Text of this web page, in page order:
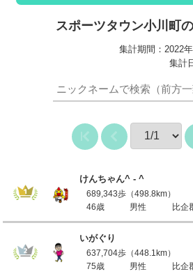
スポーツタウン小川町
集計期間：2022
集計
けんちゃん^ - ^
689,343歩（498.8km）
46歳
男性 比企
いがぐり
637,704歩（448.1km）
75歳
男性 比企